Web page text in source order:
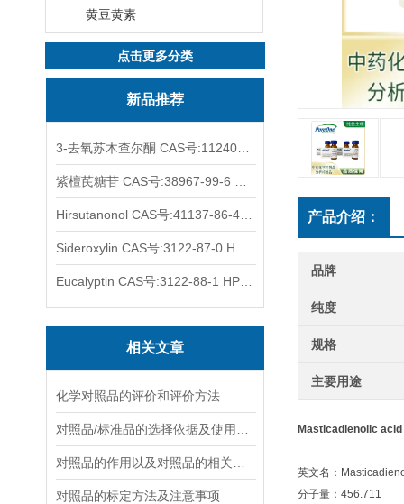
黄豆黄素
点击更多分类
新品推荐
相关文章
化学对照品的评价和评价方法
对照品的标定方法及注意事项
产品介绍：
品牌
纯度
规格
主要用途
Masticadienolic
英文名：
分子量：456.711